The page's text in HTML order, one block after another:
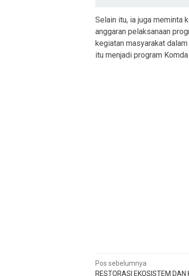
Selain itu, ia juga meminta
anggaran pelaksanaan
kegiatan masyarakat
itu menjadi program
Navigasi
Pos sebelumnya
RESTORASI EKOSISTEM DAN